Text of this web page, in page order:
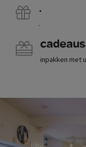
.
.
inpakken met